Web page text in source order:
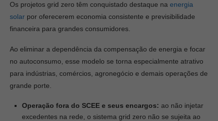
Os projetos grid zero têm conquistado destaque na energia
solar por oferecerem economia consistente e previsibilidade
financeira para grandes consumidores.
Ao eliminar a dependência da compensação de energia e focar
no autoconsumo, esse modelo se torna especialmente atrativo
para indústrias, comércios, agronegócio e demais operações de
grande porte.
Operação fora do SCEE e seus encargos: ao não injetar
excedentes na rede, o sistema grid zero não se sujeita ao